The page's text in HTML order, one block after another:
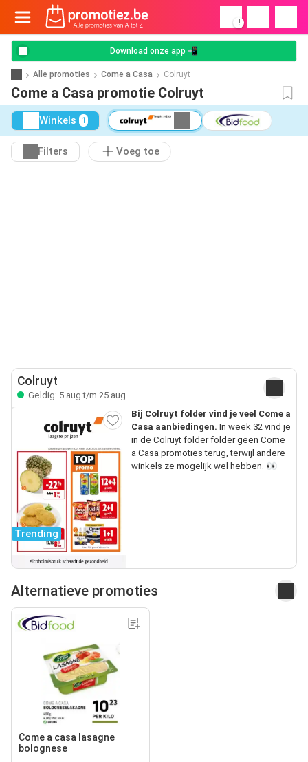
!
Download onze app 📲
Alle promoties Come a Casa Colruyt
Come a Casa promotie Colruyt
Winkels 1
Filters Voeg toe
Colruyt
Geldig: 5 aug t/m 25 aug
Trending
Bij Colruyt folder vind je veel Come a
Casa aanbiedingen. In week 32 vind je
in de Colruyt folder folder geen Come
a Casa promoties terug, terwijl andere
winkels ze mogelijk wel hebben. 👀
Alternatieve promoties
Come a casa lasagne
bolognese